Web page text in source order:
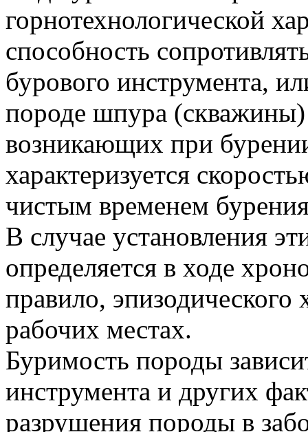
горнотехнологической
способность
бурового инструмента,
породе шпура
возникающих при
характеризуется
чистым временем
В случае установления
определяется в ходе
правило, эпизодического
рабочих местах.
Буримость породы
инструмента и других
разрушения породы в